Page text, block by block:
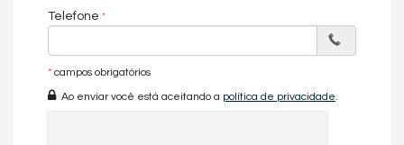
Telefone
* campos obrigatórios
Ao enviar você está aceitando a política de privacidade